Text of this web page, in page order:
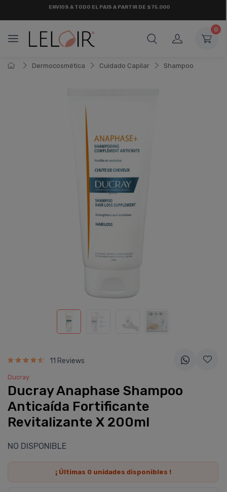
0
Dermocosmética Cuidado Capilar Shampoo
11 Reviews
Ducray
Ducray Anaphase Shampoo
Anticaí­da Fortificante
Revitalizante X 200ml
NO DISPONIBLE
¡ Últimas 0unidades disponibles !